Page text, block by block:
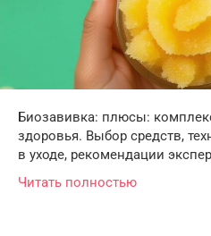
Биозавивка: плюсы:
здоровья. Выбор средств,
в уходе, рекомендации
Читать полностью